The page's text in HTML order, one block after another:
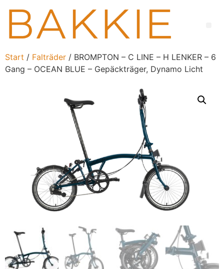
Start / Falträder / BROMPTON – C LINE – H LENKER – 6
Gang – OCEAN BLUE – Gepäckträger, Dynamo Licht